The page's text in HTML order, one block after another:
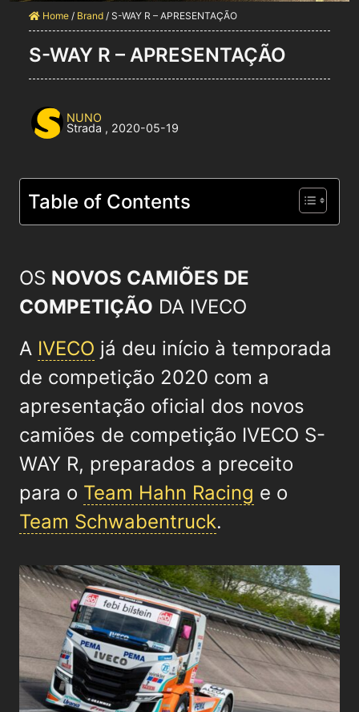
Home / Brand / S-WAY R – APRESENTAÇÃO
S-WAY R – APRESENTAÇÃO
NUNO
Strada , 2020-05-19
Table of Contents
OS NOVOS CAMIÕES DE
COMPETIÇÃO DA IVECO
A IVECO já deu início à temporada
de competição 2020 com a
apresentação oficial dos novos
camiões de competição IVECO S-
WAY R, preparados a preceito
para o Team Hahn Racing e o
Team Schwabentruck.